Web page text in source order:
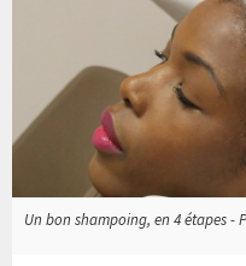
Un bon shampoing, en 4 étapes